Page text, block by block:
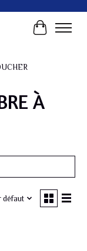
Panier
À
défaut